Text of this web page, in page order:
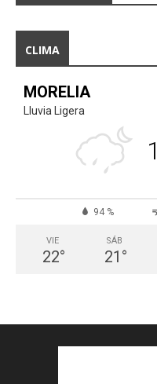
CLIMA
MORELIA
Lluvia Ligera
94 %
VIE
22°
SÁB
21 °